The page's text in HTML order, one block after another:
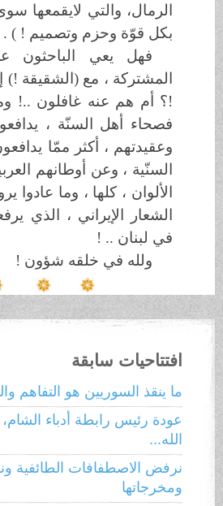
الرمال، والتي لايقمعها سوى
بكل قوّة وحزم وتصميم ! ) .
فهل يعي الباحثون
المشتركة ، مع (الشقيقة !)
!؟ أم هم عنه غافلون ..!
فصحاء أهل السنّة ،
وعقيدتهم ، أكثر ممّا
السنّية ، وعن أوطانهم
الألوان ، كلها ، وما عادوا
الشعار الإيراني ، الذي
في لبنان .. !
ولله في خلقه شؤون !
افتتاحيات سابقة
ما ينقذ السوريين هو التفاهم
عودة رئيس رابطة أدباء الشام،
الله...
نرفض الاصطفافات الطائفية
ومخرجاتها